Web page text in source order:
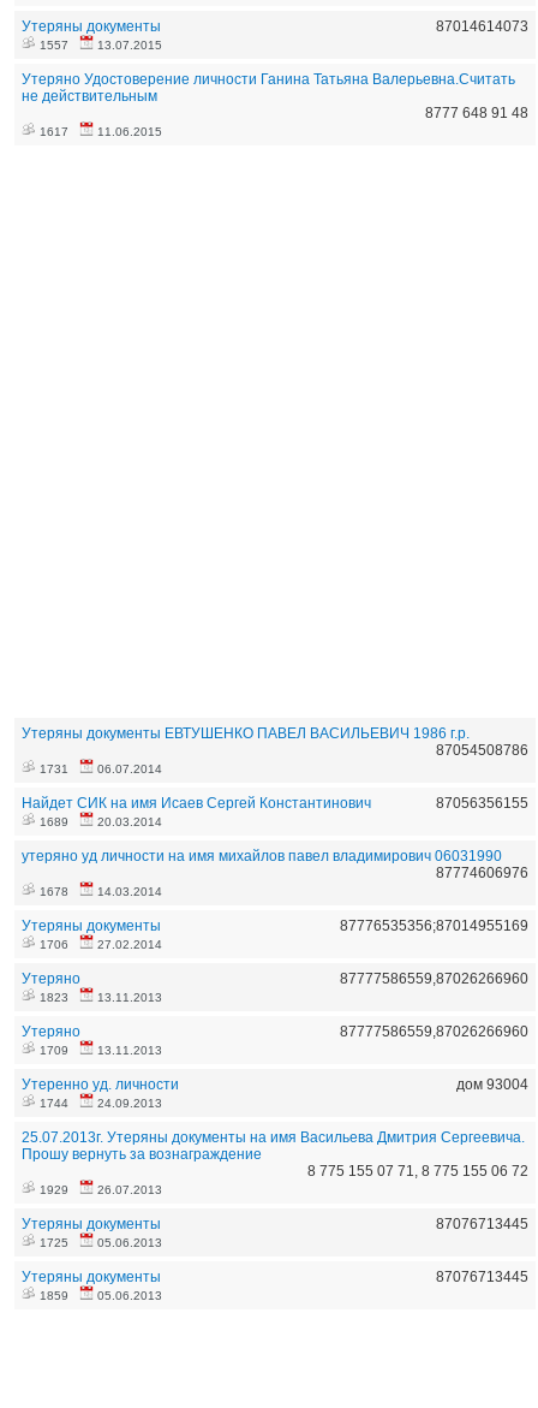
Утеряны документы 87014614073
1557 13.07.2015
Утеряно Удостоверение личности Ганина Татьяна Валерьевна.Считать
не действительным
8777 648 91 48
1617 11.06.2015
Утеряны документы ЕВТУШЕНКО ПАВЕЛ ВАСИЛЬЕВИЧ 1986 г.р.
87054508786
1731 06.07.2014
Найдет СИК на имя Исаев Сергей Константинович 87056356155
1689 20.03.2014
утеряно уд личности на имя михайлов павел владимирович 06031990
87774606976
1678 14.03.2014
Утеряны документы 87776535356;87014955169
1706 27.02.2014
Утеряно 87777586559,87026266960
1823 13.11.2013
Утеряно 87777586559,87026266960
1709 13.11.2013
Утеренно уд. личности дом 93004
1744 24.09.2013
25.07.2013г. Утеряны документы на имя Васильева Дмитрия Сергеевича.
Прошу вернуть за вознаграждение
8 775 155 07 71, 8 775 155 06 72
1929 26.07.2013
Утеряны документы 87076713445
1725 05.06.2013
Утеряны документы 87076713445
1859 05.06.2013